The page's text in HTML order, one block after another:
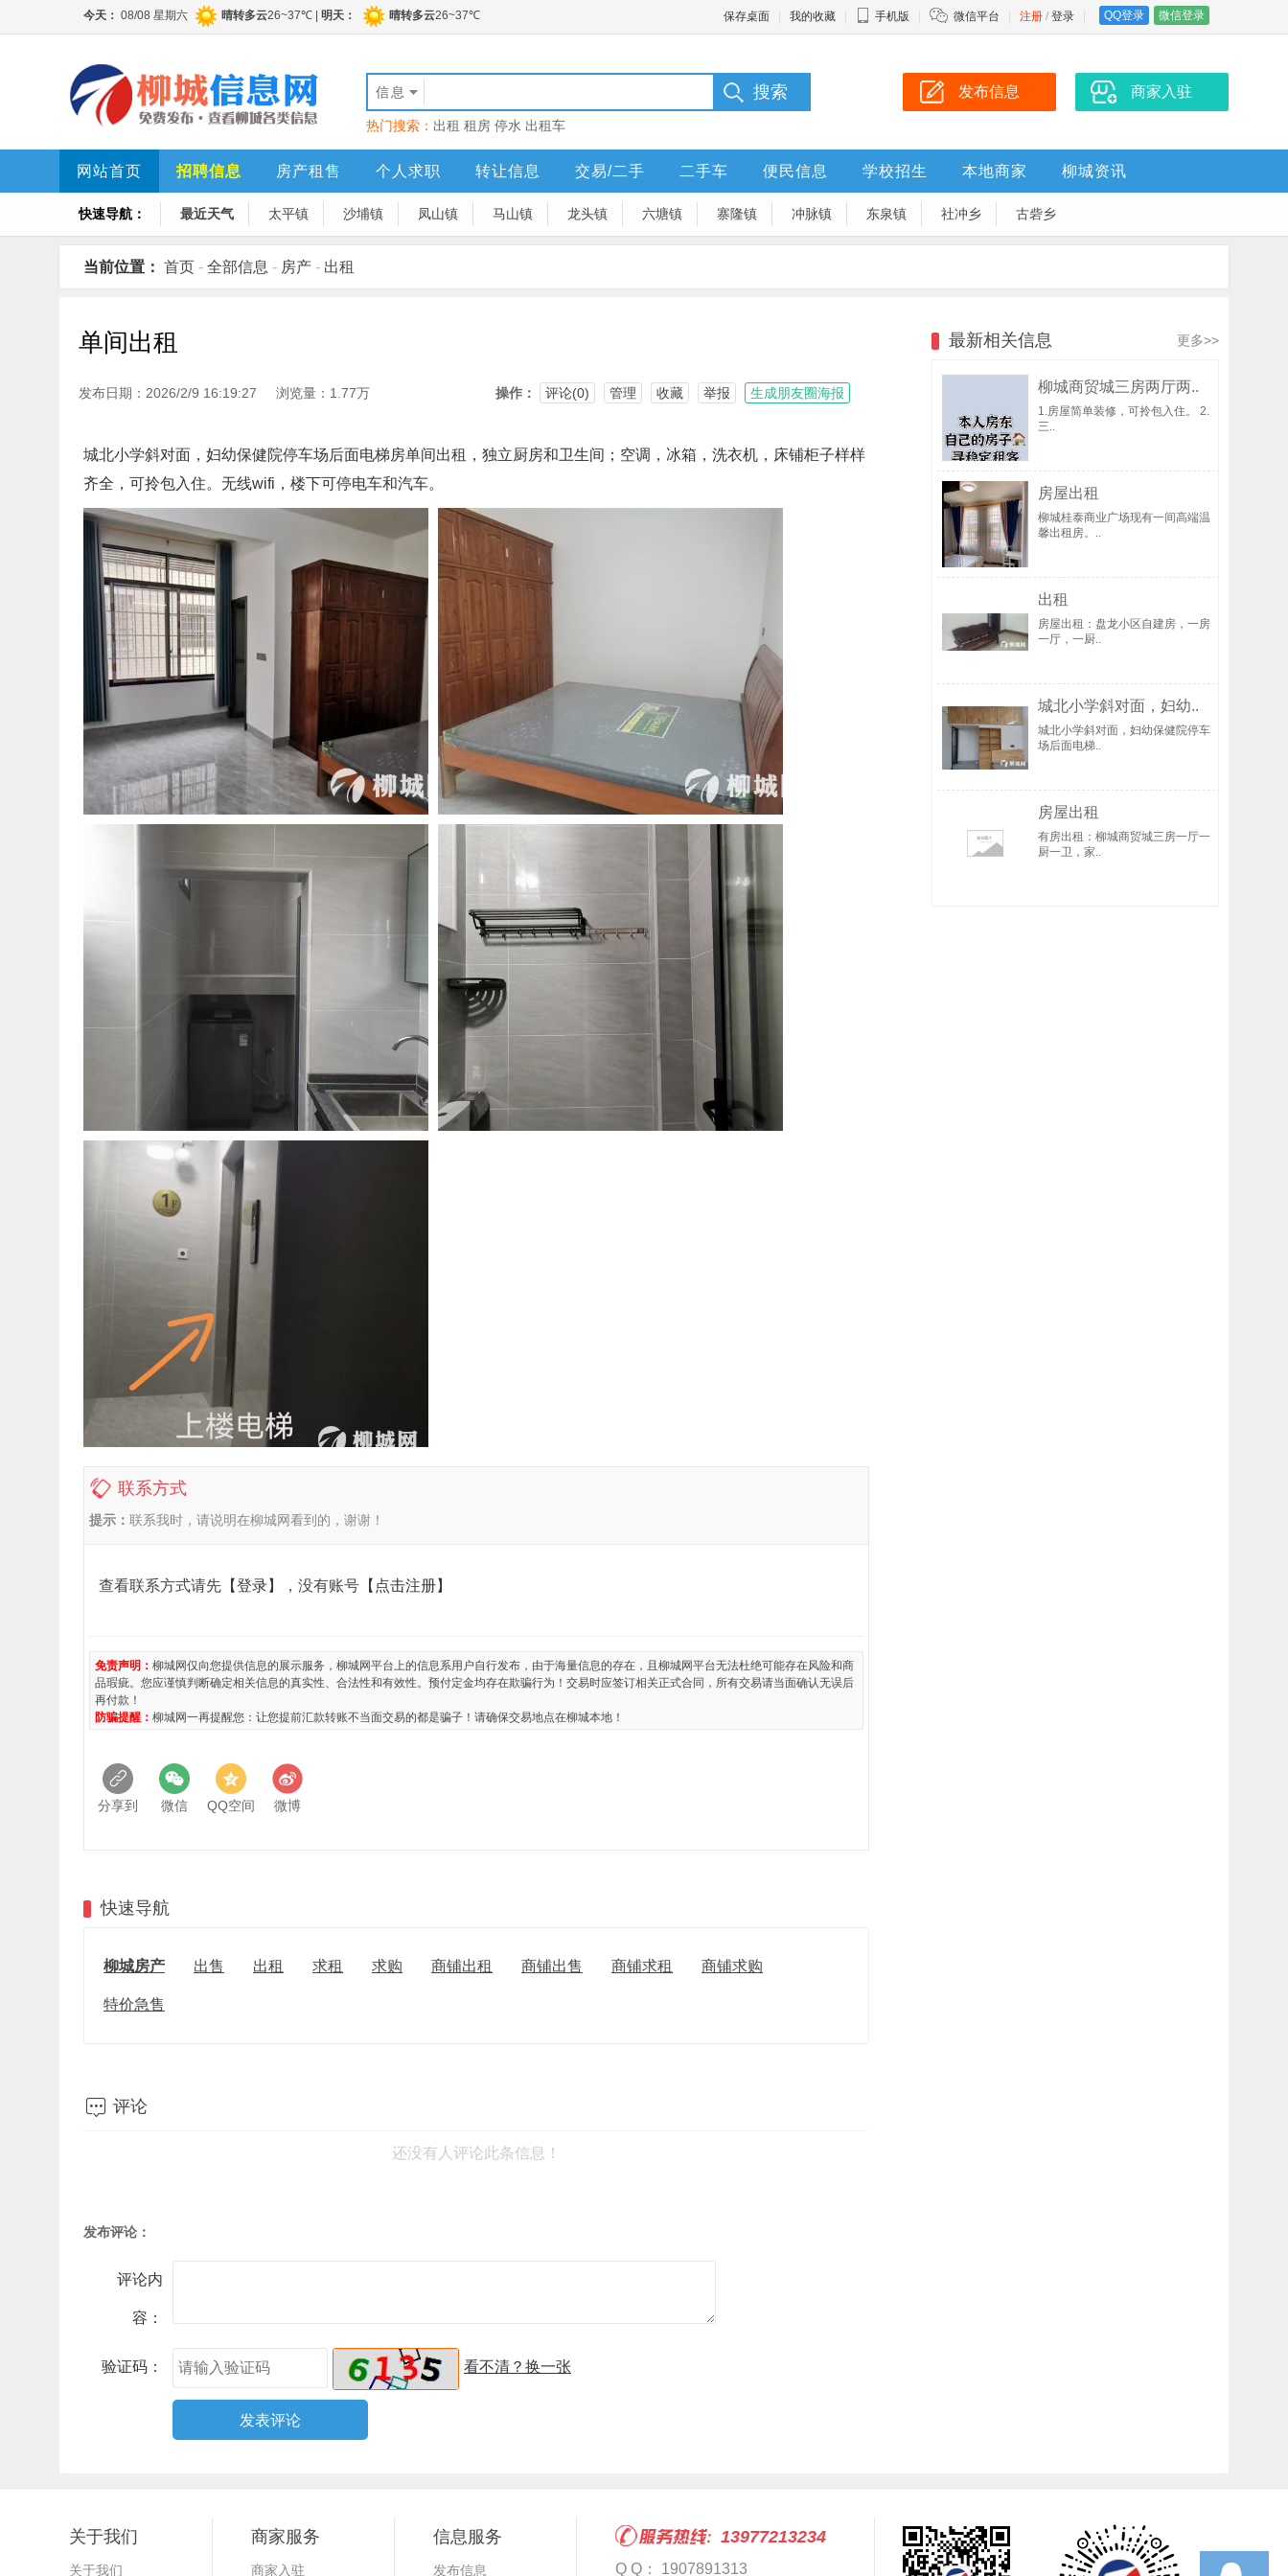
保存桌面 我的收藏 手机版 微信平台 注册 / 登录 QQ登录 微信登录
信息
热门搜索： 出租 租房 停水 出租车
发布信息 商家入驻
网站首页 招聘信息 房产租售 个人求职 转让信息 交易/二手 二手车 便民信息 学校招生 本地商家 柳城资讯
快速导航： 最近天气 太平镇 沙埔镇 凤山镇 马山镇 龙头镇 六塘镇 寨隆镇 冲脉镇 东泉镇 社冲乡 古砦乡
当前位置： 首页 - 全部信息 - 房产 - 出租
单间出租
发布日期：2026/2/9 16:19:27 浏览量：1.77万 操作： 评论(0) 管理 收藏 举报 生成朋友圈海报
城北小学斜对面，妇幼保健院停车场后面电梯房单间出租，独立厨房和卫生间；空调，冰箱，洗衣机，床铺柜子样样
齐全，可拎包入住。无线wifi，楼下可停电车和汽车。
联系方式
提示： 联系我时，请说明在柳城网看到的，谢谢！
查看联系方式请先 【登录】 ，没有账号 【点击注册】
免责声明： 柳城网仅向您提供信息的展示服务，柳城网平台上的信息系用户自行发布，由于海量信息的存在，且柳城网平台无法杜绝可能存在风险和商
品瑕疵。您应谨慎判断确定相关信息的真实性、合法性和有效性。预付定金均存在欺骗行为！交易时应签订相关正式合同，所有交易请当面确认无误后
再付款！
防骗提醒： 柳城网一再提醒您：让您提前汇款转账不当面交易的都是骗子！请确保交易地点在柳城本地！
分享到 微信 QQ空间 微博
快速导航
柳城房产 出售 出租 求租 求购 商铺出租 商铺出售 商铺求租 商铺求购
特价急售
 评论
还没有人评论此条信息！
发布评论：
评论内
容：
验证码： 看不清？换一张
最新相关信息 更多>>
柳城商贸城三房两厅两..
1.房屋简单装修，可拎包入住。 2.
三..
房屋出租
柳城桂泰商业广场现有一间高端温
馨出租房。..
出租
房屋出租：盘龙小区自建房，一房
一厅，一厨..
城北小学斜对面，妇幼..
城北小学斜对面，妇幼保健院停车
场后面电梯..
房屋出租
有房出租：柳城商贸城三房一厅一
厨一卫，家..
关于我们
关于我们
商家服务
商家入驻
信息服务
发布信息
13977213234
Q Q： 1907891313